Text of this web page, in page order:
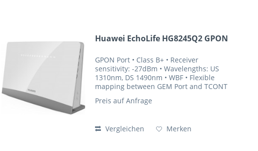
Huawei EchoLife HG8245Q2 GPON
GPON Port • Class B+ • Receiver
sensitivity: -27dBm • Wavelengths: US
1310nm, DS 1490nm • WBF • Flexible
mapping between GEM Port and TCONT
password authentication defined in
Preis auf Anfrage
Vergleichen Merken